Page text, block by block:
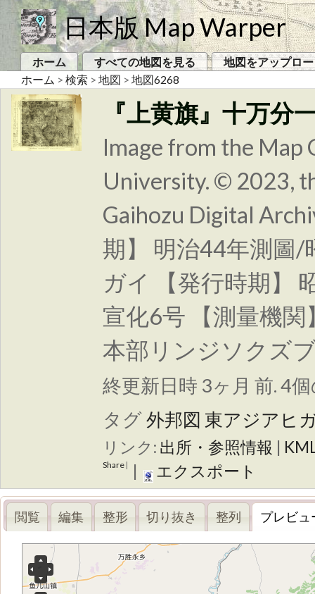
日本版 Map Warper
ホーム すべての地図を見る
地図をアップロ
ホーム > 検索 > 地図 > 地図6268
『上黄旗』十万分
Image from the Map
University. © 2023,
Gaihozu Digital
期】 明治44年測圖/
ガイ 【発行時期】
宣化6号 【測量機
本部リンジソクズ
終更新日時 3ヶ月 前. 4
タグ外邦図 東アジアヒ
リンク: 出所・参照情報 |
Share | | エクスポート
閲覧 編集 整形 切り抜き 整列 プレビュ